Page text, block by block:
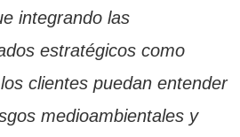
integrando las
estratégicos como
clientes puedan entender
medioambientales y